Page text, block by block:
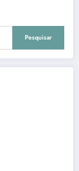
Pesquisar